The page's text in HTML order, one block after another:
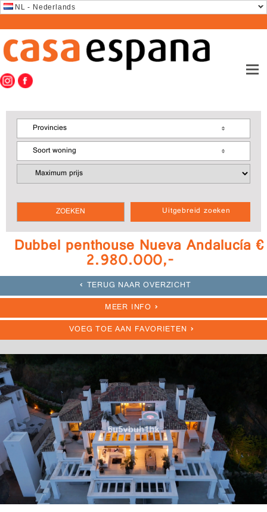
NL - Nederlands
Uitgebreid zoeken
Provincies
Soort woning
Dubbel penthouse Nueva Andalucía €
2.980.000,-
TERUG NAAR OVERZICHT
MEER INFO
VOEG TOE AAN FAVORIETEN